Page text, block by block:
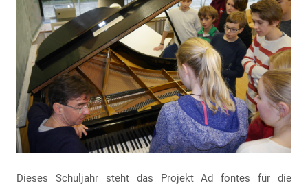
Dieses Schuljahr steht das Projekt Ad fontes für die